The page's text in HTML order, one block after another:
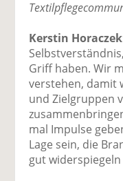
Kerstin
Griff haben. Wir
verstehen, damit
und Zielgruppen
mal Impulse
Lage sein, die
gut